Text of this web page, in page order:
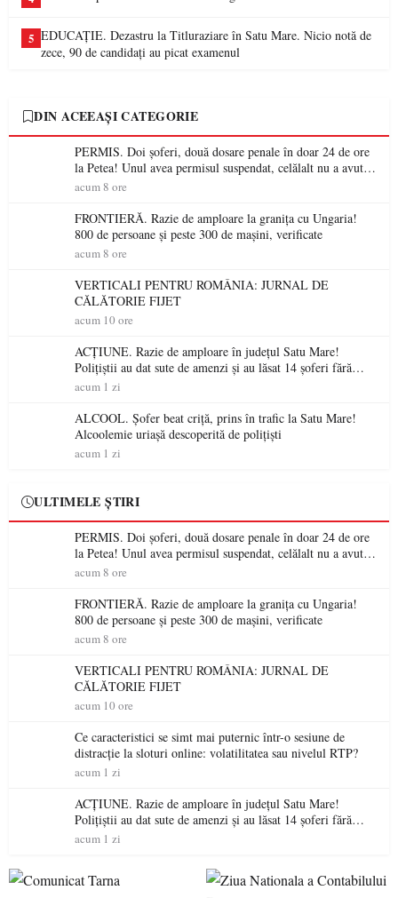
5 EDUCAȚIE. Dezastru la Titluraziare în Satu Mare. Nicio notă de
zece, 90 de candidați au picat examenul
DIN ACEEAȘI CATEGORIE
PERMIS. Doi șoferi, două dosare penale în doar 24 de ore
la Petea! Unul avea permisul suspendat, celălalt nu a avut
niciodată permis
acum 8 ore
FRONTIERĂ. Razie de amploare la granița cu Ungaria!
800 de persoane și peste 300 de mașini, verificate
acum 8 ore
VERTICALI PENTRU ROMÂNIA: JURNAL DE
CĂLĂTORIE FIJET
acum 10 ore
ACȚIUNE. Razie de amploare în județul Satu Mare!
Polițiștii au dat sute de amenzi și au lăsat 14 șoferi fără
permis într-o singură zi
acum 1 zi
ALCOOL. Șofer beat criță, prins în trafic la Satu Mare!
Alcoolemie uriașă descoperită de polițiști
acum 1 zi
ULTIMELE ȘTIRI
PERMIS. Doi șoferi, două dosare penale în doar 24 de ore
la Petea! Unul avea permisul suspendat, celălalt nu a avut
niciodată permis
acum 8 ore
FRONTIERĂ. Razie de amploare la granița cu Ungaria!
800 de persoane și peste 300 de mașini, verificate
acum 8 ore
VERTICALI PENTRU ROMÂNIA: JURNAL DE
CĂLĂTORIE FIJET
acum 10 ore
Ce caracteristici se simt mai puternic într-o sesiune de
distracție la sloturi online: volatilitatea sau nivelul RTP?
acum 1 zi
ACȚIUNE. Razie de amploare în județul Satu Mare!
Polițiștii au dat sute de amenzi și au lăsat 14 șoferi fără
permis într-o singură zi
acum 1 zi